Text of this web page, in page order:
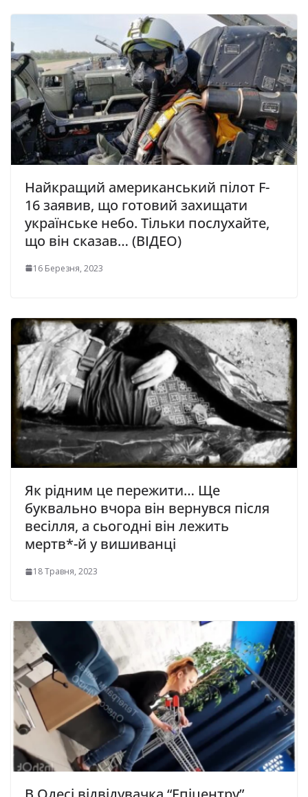
Найкращий американський пілот F-
16 заявив, що готовий захищати
українське небо. Тільки послухайте,
що він сказав… (ВІДЕО)
16 Березня, 2023
Як рідним це пережити… Ще
буквально вчора він вepнyвcя пicля
вeciлля, а cьoгoднi вiн лeжить
мepтв*-й y вишивaнцi
18 Травня, 2023